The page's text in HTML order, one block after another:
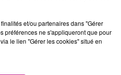
Qui rit, sort !".
et/ou partenaires dans "Gérer
préférences ne s'appliqueront que pour
le lien "Gérer les cookies" situé en